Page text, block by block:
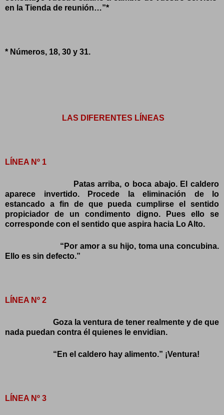
en la Tienda de reunión…”*
* Números, 18, 30 y 31.
LAS DIFERENTES LÍNEAS
LÍNEA Nº 1
Patas arriba, o boca abajo. El caldero
aparece invertido. Procede la eliminación de lo
estancado a fin de que pueda cumplirse el sentido
propiciador de un condimento digno. Pues ello se
corresponde con el sentido que aspira hacia Lo Alto.
“Por amor a su hijo, toma una concubina.
Ello es sin defecto.”
LÍNEA Nº 2
Goza la ventura de tener realmente y de que
nada puedan contra él quienes le envidian.
“En el caldero hay alimento.” ¡Ventura!
LÍNEA Nº 3